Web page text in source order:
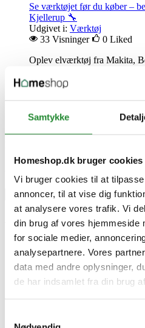
Samtykke
Homeshop.dk bruger cookies
Vi bruger cookies til at
annoncer, til at vise dig
at analysere vores trafik. Vi
din brug af vores hjemmeside
for sociale medier,
analysepartnere. Vores
data med andre oplysninger,
de har indsamlet fra din brug
Se værktøjet før du køber –
Kjellerup 🔧
Udgivet i: Værktøj
33 Visninger
0 Liked
Oplev elværktøj fra Makita,
Se, mærk og sammenlign
Læs mere
Showing 1 to 12 of 13 (2 Pages)
Søg i artikler
Artikel kategorier
Grill (134) click
Guide (53)
Nyhed (35)
Event (16)
Tilbud (17)
Opskrifter (48)